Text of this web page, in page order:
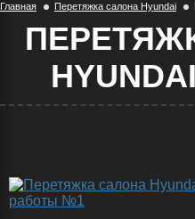
Главная Перетяжка салона Hyundai